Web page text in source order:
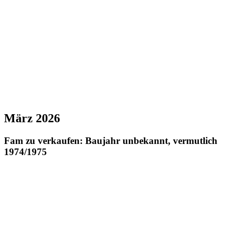
März 2026
Fam zu verkaufen: Baujahr unbekannt, vermutlich
1974/1975